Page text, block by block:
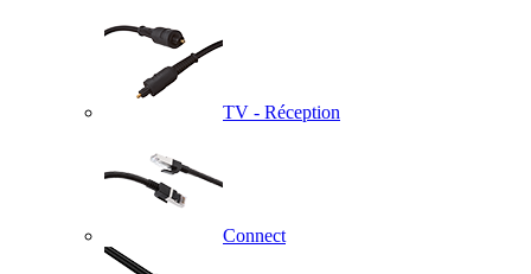
TV - Réception
Connect